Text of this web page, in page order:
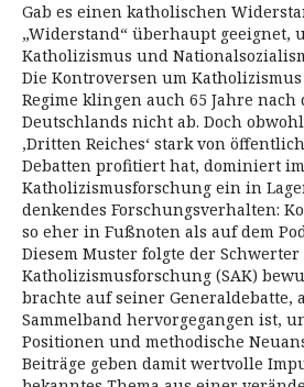
Gab es einen katholischen
„Widerstand“ überhaupt geeignet,
Katholizismus und
Die Kontroversen um
Regime klingen auch 65 Jahre
Deutschlands nicht ab. Doch
‚Dritten Reiches‘ stark von
Debatten profitiert hat, dominiert
Katholizismusforschung ein in
denkendes Forschungsverhalten:
so eher in Fußnoten als auf dem
Diesem Muster folgte der
Katholizismusforschung (SAK)
brachte auf seiner Generaldebatte,
Sammelband hervorgegangen ist,
Positionen und methodische
Beiträge geben damit wertvolle